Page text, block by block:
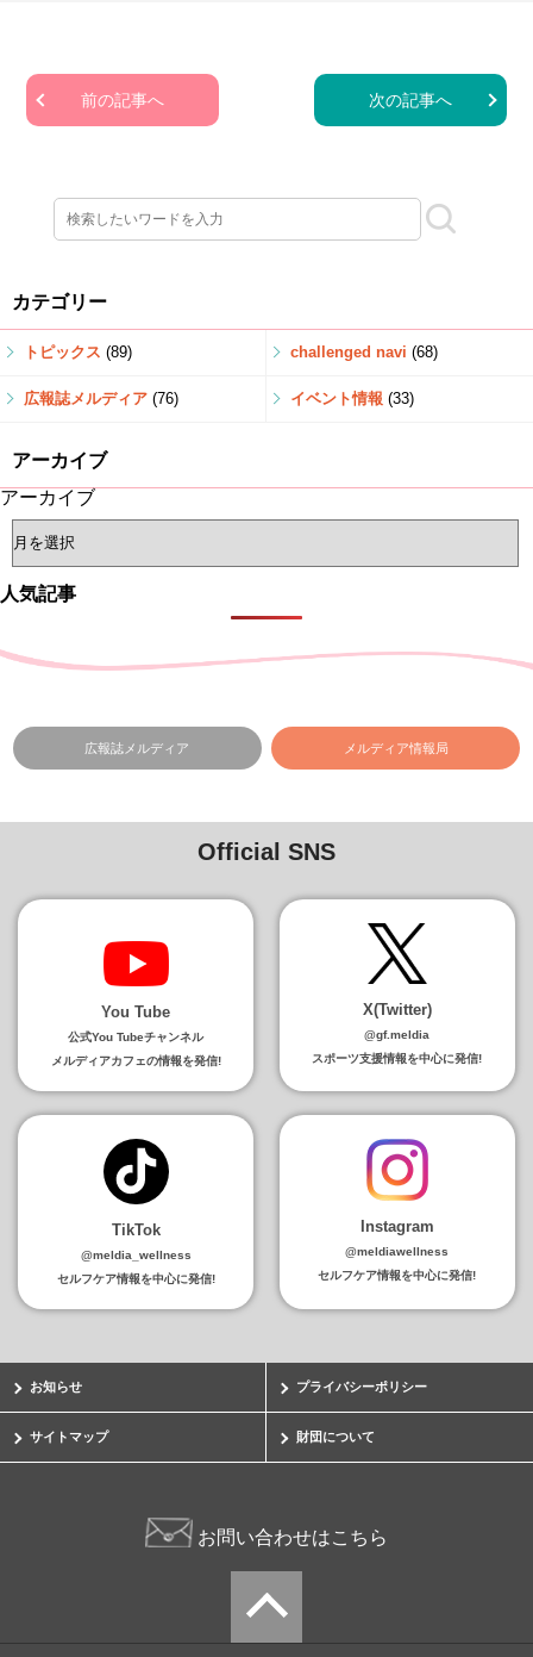
前の記事へ 次の記事へ
カテゴリー
トピックス (89) challenged navi (68)
広報誌メルディア (76) イベント情報 (33)
アーカイブ
アーカイブ
人気記事
広報誌メルディア メルディア情報局
Official SNS
You Tube
公式You Tubeチャンネル
メルディアカフェの情報を発信!
X(Twitter)
@gf.meldia
スポーツ支援情報を中心に発信!
TikTok
@meldia_wellness
セルフケア情報を中心に発信!
Instagram
@meldiawellness
セルフケア情報を中心に発信!
お知らせ プライバシーポリシー
サイトマップ 財団について
お問い合わせはこちら